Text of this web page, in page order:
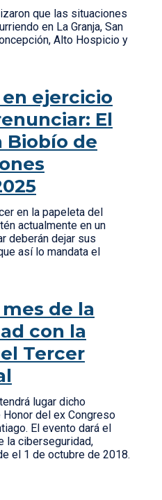
que las situaciones
en La Granja, San
Alto Hospicio y
ejercicio
El
Biobío de
en la papeleta del
actualmente en un
deberán dejar sus
así lo mandata el
de la
con la
Tercer
lugar dicho
del ex Congreso
El evento dará el
la ciberseguridad,
el 1 de octubre de 2018.